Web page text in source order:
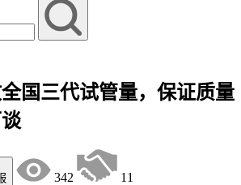
国三代试管量，保证质量
342 11